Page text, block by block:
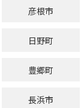
彦根市
日野町
豊郷町
長浜市